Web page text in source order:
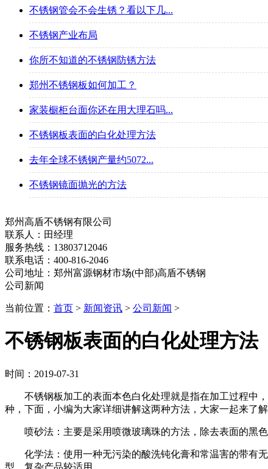
不锈钢管会不会生锈？看以下几...
不锈钢产业布局
你所不知道的不锈钢防锈方法
郑州不锈钢板如何加工？
家装橱柜台面你还在用大理石吗...
不锈钢板表面的白化处理方法
去年全球不锈钢产量约5072...
不锈钢镜面抛光的方法
郑州高盾不锈钢有限公司
联系人：田经理
服务热线：13803712046
联系电话：400-816-2046
公司地址：郑州富源钢材市场(中部)高盾不锈钢
公司新闻
当前位置： 首页 > 新闻资讯 > 公司新闻 >
不锈钢板表面的白化处理方法
时间：2019-07-31
不锈钢板加工的表面本色白化处理就是指在加工过程中，
种，下面，小编为大家详细讲解这两种方法，大家一起来了解
喷砂法：主要是采用喷微玻璃珠的方法，除去表面的黑色
化学法：使用一种无污染的酸洗钝化膏和常温害的带有无
型、复杂产品较适用。